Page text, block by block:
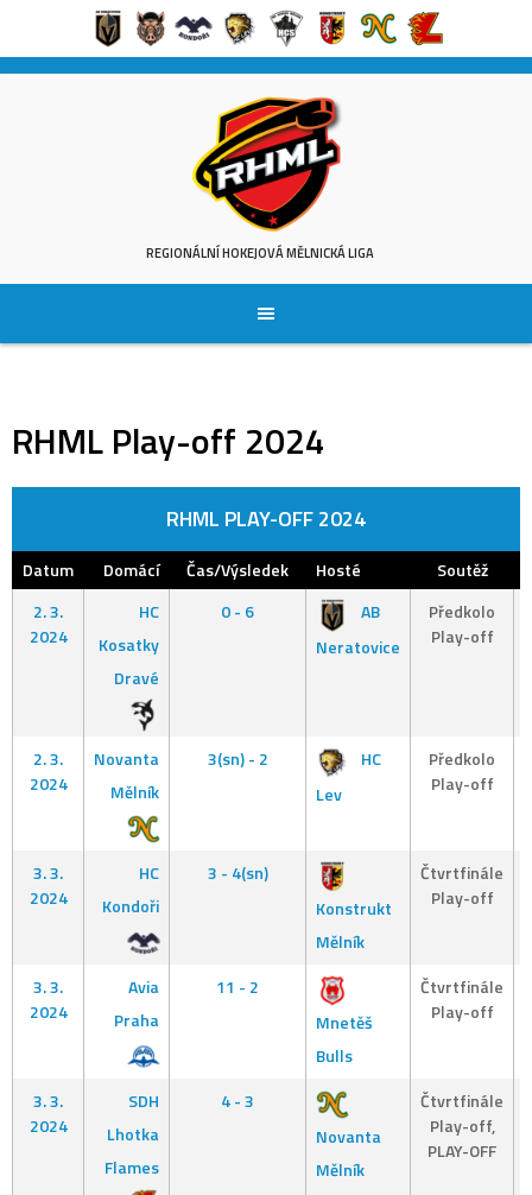
Skip
REGIONÁLNÍ HOKEJOVÁ MĚLNICKÁ LIGA
RHML Play-off 2024
RHML PLAY-OFF 2024
Datum Domácí Čas/Výsledek Hosté
Soutěž
2. 3.
2024
HC
Kosatky
Dravé
0 - 6
AB
Neratovice
Předkolo
Play-off
2. 3.
2024
Novanta
Mělník
3(sn) - 2
HC
Lev
Předkolo
Play-off
3. 3.
2024
HC
Kondoři
3 - 4(sn)
Konstrukt
Mělník
Čtvrtfinále
Play-off
3. 3.
2024
Avia
Praha
11 - 2
Mnetěš
Bulls
Čtvrtfinále
Play-off
3. 3.
2024
SDH
Lhotka
Flames
4 - 3
Novanta
Mělník
Čtvrtfinále
Play-off,
PLAY-OFF